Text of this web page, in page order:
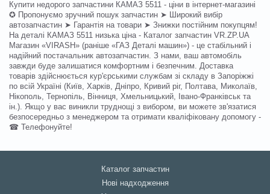
Купити недорого запчастини КАМАЗ 5511 - ціни в інтернет-магазині
✪ Пропонуємо зручний пошук запчастин ➤ Широкий вибір
автозапчастин ➤ Гарантія на товари ➤ Знижки постійним покупцям!
На деталі КАМАЗ 5511 низька ціна - Каталог запчастин VR.ZP.UA
Магазин «VIRASH» (раніше «ГАЗ Деталі машин») - це стабільний і
надійний постачальник автозапчастин. З нами, ваш автомобіль
завжди буде залишатися комфортним і безпечним. Доставка
товарів здійснюється кур'єрськими службам зі складу в Запоріжжі
по всій Україні (Київ, Харків, Дніпро, Кривий ріг, Полтава, Миколаїв,
Нікополь, Тернопіль, Вінниця, Хмельницький, Івано-Франківськ та
ін.). Якщо у вас виникли труднощі з вибором, ви можете зв'язатися
безпосередньо з менеджером та отримати кваліфіковану допомогу -
☎ Телефонуйте!
Каталог запчастин
Нові надходження